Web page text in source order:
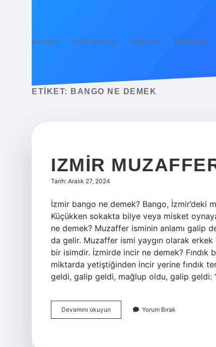
Anasayfa Gizlilik Politikası Yasal Uyarı Hakkımızda
ETIKET: BANGO NE DEMEK
IZMIR
Tarih: Aralık 27, 2024
İzmir bango ne demek? Bango, İzmir’deki
Küçükken sokakta bilye veya misket
ne demek? Muzaffer isminin anlamı galip
da gelir. Muzaffer ismi yaygın olarak
bir isimdir. İzmirde incir ne demek?
miktarda yetiştiğinden incir yerine fındık
geldi, galip geldi, mağlup oldu, galip
Devamını okuyun
Muzaffer
Yorum Bırak